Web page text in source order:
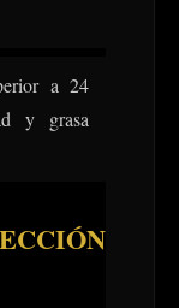
a 24
y grasa